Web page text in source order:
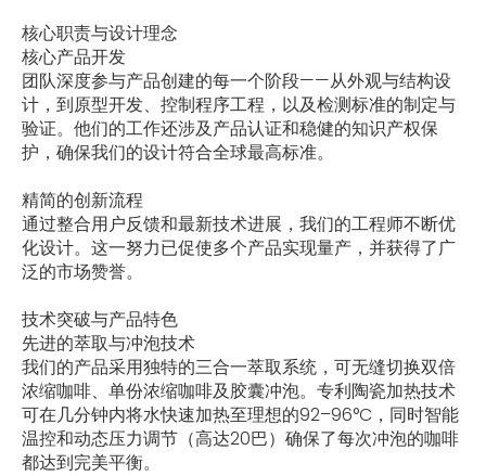
核心职责与设计理念
核心产品开发
团队深度参与产品创建的每一个阶段——从外观与结构设
计，到原型开发、控制程序工程，以及检测标准的制定与
验证。他们的工作还涉及产品认证和稳健的知识产权保
护，确保我们的设计符合全球最高标准。
精简的创新流程
通过整合用户反馈和最新技术进展，我们的工程师不断优
化设计。这一努力已促使多个产品实现量产，并获得了广
泛的市场赞誉。
技术突破与产品特色
先进的萃取与冲泡技术
我们的产品采用独特的三合一萃取系统，可无缝切换双倍
浓缩咖啡、单份浓缩咖啡及胶囊冲泡。专利陶瓷加热技术
可在几分钟内将水快速加热至理想的92–96°C，同时智能
温控和动态压力调节（高达20巴）确保了每次冲泡的咖啡
都达到完美平衡。